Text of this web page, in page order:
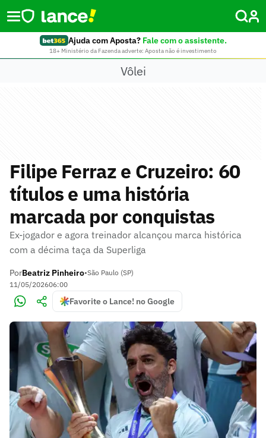
Ajuda com Aposta? Fale com o assistente.
18+ Ministério da Fazenda adverte: Aposta não é investimento
Vôlei
Filipe Ferraz e Cruzeiro: 60
títulos e uma história
marcada por conquistas
Ex-jogador e agora treinador alcançou marca histórica
com a décima taça da Superliga
PorBeatriz Pinheiro•São Paulo (SP)
11/05/202606:00
Favorite o Lance! no Google